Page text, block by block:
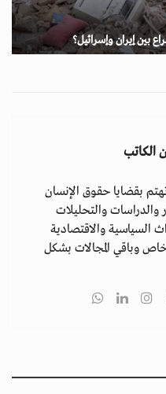
بين إيران وإسرائيل؟
الكاتب
بقضايا حقوق الإنسان
والدراسات والتحليلات
السياسية والاقتصادية
وباقي المجالات بشكل